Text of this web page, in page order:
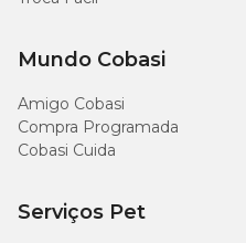
Mundo Cobasi
Amigo Cobasi
Compra Programada
Cobasi Cuida
Serviços Pet